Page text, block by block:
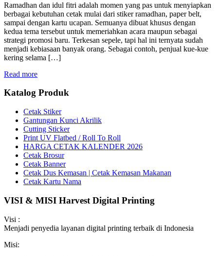
Ramadhan dan idul fitri adalah momen yang pas untuk menyiapkan
berbagai kebutuhan cetak mulai dari stiker ramadhan, paper belt,
sampai dengan kartu ucapan. Semuanya dibuat khusus dengan
kedua tema tersebut untuk memeriahkan acara maupun sebagai
strategi promosi baru. Terkesan sepele, tapi hal ini ternyata sudah
menjadi kebiasaan banyak orang. Sebagai contoh, penjual kue-kue
kering selama […]
Read more
Katalog Produk
Cetak Stiker
Gantungan Kunci Akrilik
Cutting Sticker
Print UV Flatbed / Roll To Roll
HARGA CETAK KALENDER 2026
Cetak Brosur
Cetak Banner
Cetak Dus Kemasan | Cetak Kemasan Makanan
Cetak Kartu Nama
VISI & MISI Harvest Digital Printing
Visi :
Menjadi penyedia layanan digital printing terbaik di Indonesia
Misi: